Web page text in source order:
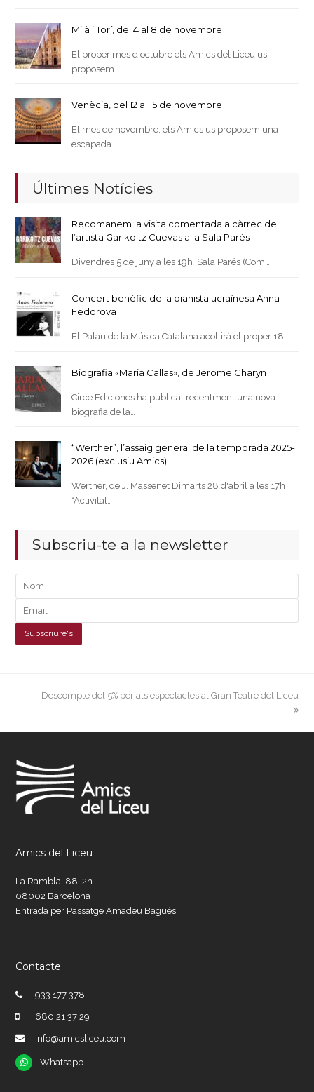
Milà i Torí, del 4 al 8 de novembre
El proper mes d'octubre els Amics del Liceu us
proposem…
Venècia, del 12 al 15 de novembre
El mes de novembre, els Amics us proposem una
escapada…
Últimes Notícies
Recomanem la visita comentada a càrrec de
l’artista Garikoitz Cuevas a la Sala Parés
Divendres 5 de juny a les 19h Sala Parés (Com…
Concert benèfic de la pianista ucraïnesa Anna
Fedorova
El Palau de la Música Catalana acollirà el proper 18…
Biografia «Maria Callas», de Jerome Charyn
Circe Ediciones ha publicat recentment una nova
biografia de la…
“Werther”, l’assaig general de la temporada 2025-
2026 (exclusiu Amics)
Werther, de J. Massenet Dimarts 28 d'abril a les 17h
*Activitat…
Subscriu-te a la newsletter
next
Descompte del 5% per als espectacles al Gran Teatre del Liceu
Amics del Liceu
La Rambla, 88, 2n
08002 Barcelona
Entrada per Passatge Amadeu Bagués
Contacte
933 177 378
680 21 37 29
info@amicsliceu.com
Whatsapp
Whatsapp